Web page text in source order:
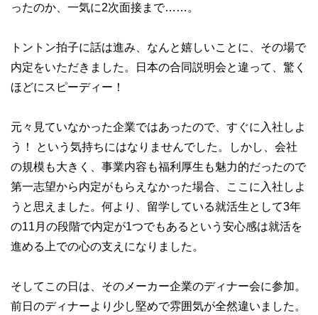
ったのか、一気に2次面接まで……。
トントン拍子に話は進み、なんと嬉しいことに、その場で
内定をいただきました。日本の合同説明会と違って、驚く
ほどにスピーディー！
元々見ていなかった企業ではあったので、すぐに入社しよ
う！ という気持ちにはなりませんでした。しかし、会社
の規模も大きく、事業内容も福利厚生も魅力的だったので
第一志望から内定がもらえなかった場合、ここに入社しよ
うと思えました。何より、留学している就活生として3年
の11月の段階で内定が1つでもあるという安心感は就活を
進める上での心の支えになりました。
そしてこの日は、そのメーカー企業のディナー会に参加。
前日のディナーより少し堅めで雰囲気が全然違いました。